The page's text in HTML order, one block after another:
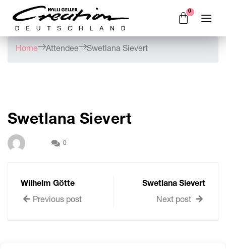
Home Attendee Swetlana Sievert
Swetlana Sievert
0
Wilhelm Götte
Previous post
Swetlana Sievert
Next post